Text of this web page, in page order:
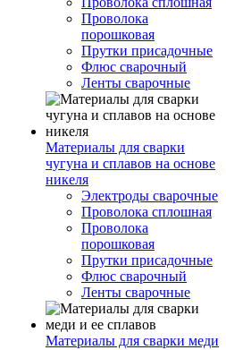
Проволока
порошковая
Прутки присадочные
Флюс сварочный
Ленты сварочные
Материалы для сварки
чугуна и сплавов на основе
никеля
Электроды сварочные
Проволока сплошная
Проволока
порошковая
Прутки присадочные
Флюс сварочный
Ленты сварочные
Материалы для сварки меди